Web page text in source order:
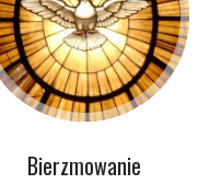
Bierzmowanie